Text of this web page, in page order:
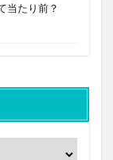
当たり前？